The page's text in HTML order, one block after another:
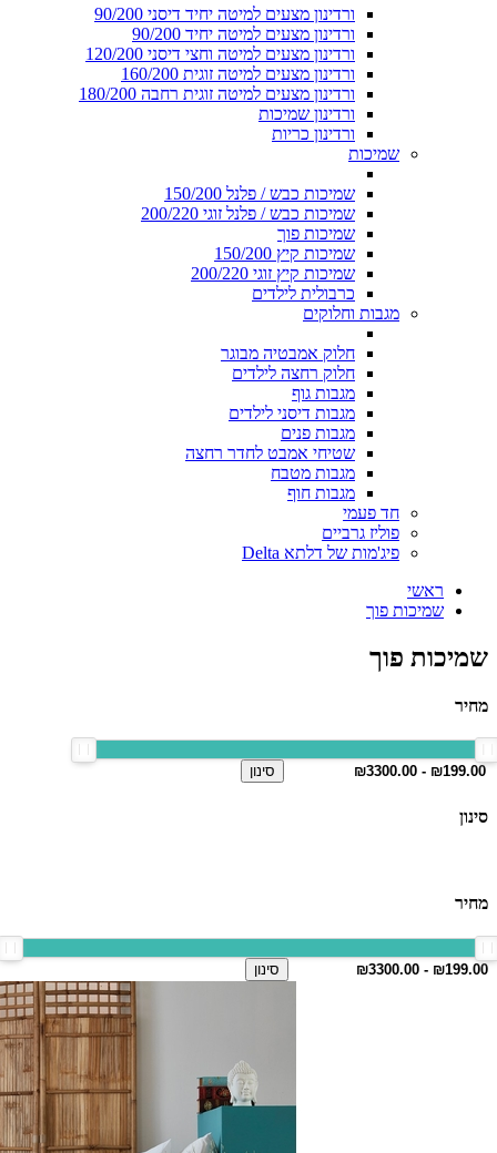
ורדינון מצעים למיטה יחיד דיסני 90/200
ורדינון מצעים למיטה יחיד 90/200
ורדינון מצעים למיטה וחצי דיסני 120/200
ורדינון מצעים למיטה זוגית 160/200
ורדינון מצעים למיטה זוגית רחבה 180/200
ורדינון שמיכות
ורדינון כריות
שמיכות
שמיכות כבש / פלנל 150/200
שמיכות כבש / פלנל זוגי 200/220
שמיכות פוך
שמיכות קיץ 150/200
שמיכות קיץ זוגי 200/220
כרבולית לילדים
מגבות וחלוקים
חלוק אמבטיה מבוגר
חלוק רחצה לילדים
מגבות גוף
מגבות דיסני לילדים
מגבות פנים
שטיחי אמבט לחדר רחצה
מגבות מטבח
מגבות חוף
חד פעמי
פוליז גרביים
פיג'מות של דלתא Delta
ראשי
שמיכות פוך
שמיכות פוך
מחיר
סינון
סינון
מחיר
סינון